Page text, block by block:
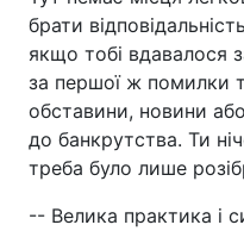
брати
якщо тобі вдавалося
за першої ж помилки
обставини, новини
до банкрутства. Ти
треба було лише
-- Велика практика і